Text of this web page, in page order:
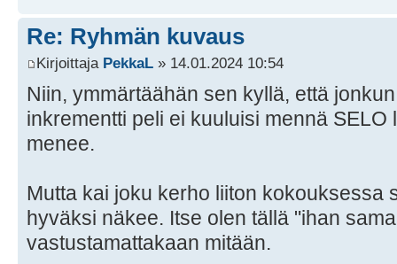
Re: Ryhmän kuvaus
Kirjoittaja PekkaL » 14.01.2024 10:54
Niin, ymmärtäähän sen kyllä, että
inkrementti peli ei kuuluisi mennä
menee.
Mutta kai joku kerho liiton kokouksessa
hyväksi näkee. Itse olen tällä "ihan
vastustamattakaan mitään.